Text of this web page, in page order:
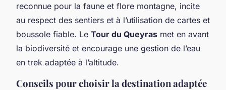
reconnue pour la faune et flore montagne, incite
au respect des sentiers et à l’utilisation de cartes et
boussole fiable. Le Tour du Queyras met en avant
la biodiversité et encourage une gestion de l’eau
en trek adaptée à l’altitude.
Conseils pour choisir la destination adaptée